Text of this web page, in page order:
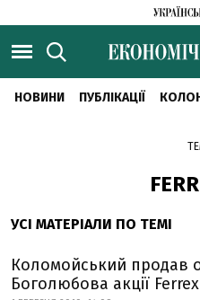
НОВИНИ ПУБЛІКАЦІЇ
УСІ МАТЕРІАЛИ ПО ТЕМІ
Коломойський продав
Боголюбова акції